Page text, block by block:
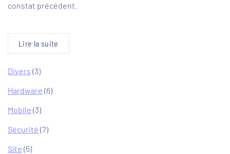
constat précédent.
Lire la suite
Divers (3)
Hardware (6)
Mobile (3)
Sécurité (7)
Site (5)